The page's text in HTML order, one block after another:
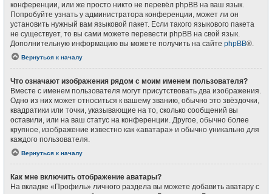
конференции, или же просто никто не перевёл phpBB на ваш язык.
Попробуйте узнать у администратора конференции, может ли он
установить нужный вам языковой пакет. Если такого языкового пакета
не существует, то вы сами можете перевести phpBB на свой язык.
Дополнительную информацию вы можете получить на сайте phpBB®.
Вернуться к началу
Что означают изображения рядом с моим именем пользователя?
Вместе с именем пользователя могут присутствовать два изображения.
Одно из них может относиться к вашему званию, обычно это звёздочки,
квадратики или точки, указывающие на то, сколько сообщений вы
оставили, или на ваш статус на конференции. Другое, обычно более
крупное, изображение известно как «аватара» и обычно уникально для
каждого пользователя.
Вернуться к началу
Как мне включить отображение аватары?
На вкладке «Профиль» личного раздела вы можете добавить аватару с